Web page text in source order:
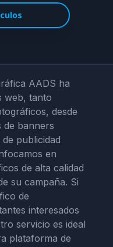
AADS ha
web, tanto
desde
de banners
publicidad
en
de alta calidad
su campaña. Si
de
interesados
servicio es ideal
plataforma de